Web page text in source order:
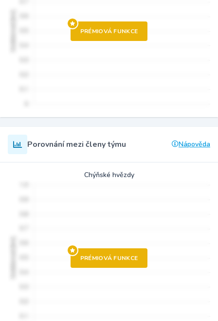
PRÉMIOVÁ FUNKCE
Porovnání mezi členy týmu Nápověda
Chýňské hvězdy
PRÉMIOVÁ FUNKCE